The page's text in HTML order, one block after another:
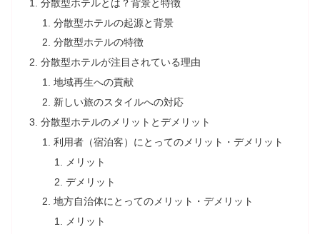
分散型ホテルとは？背景と特徴
分散型ホテルの起源と背景
分散型ホテルの特徴
分散型ホテルが注目されている理由
地域再生への貢献
新しい旅のスタイルへの対応
分散型ホテルのメリットとデメリット
利用者（宿泊客）にとってのメリット・デメリット
メリット
デメリット
地方自治体にとってのメリット・デメリット
メリット